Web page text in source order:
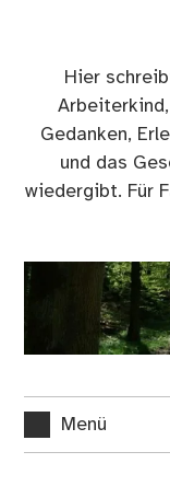
Hier
Gedanken,
und das
wiedergibt. Für
Menü